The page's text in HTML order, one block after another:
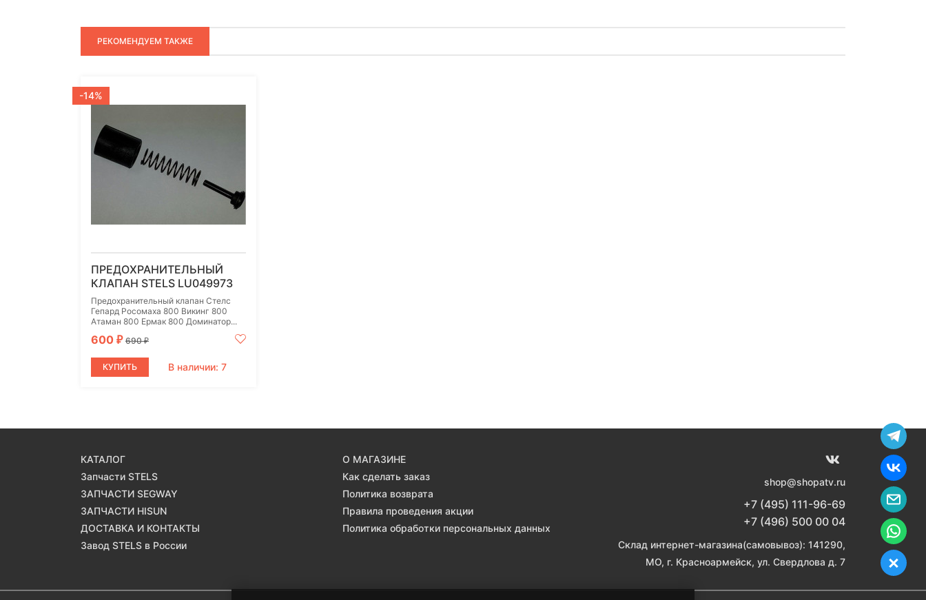
РЕКОМЕНДУЕМ ТАКЖЕ
-14%
ПРЕДОХРАНИТЕЛЬНЫЙ
КЛАПАН STELS LU049973
Предохранительный клапан Стелс
Гепард Росомаха 800 Викинг 800
Атаман 800 Ермак 800 Доминатор...
600 ₽ 690₽
КУПИТЬ В наличии: 7
КАТАЛОГ
Запчасти STELS
ЗАПЧАСТИ SEGWAY
ЗАПЧАСТИ HISUN
ДОСТАВКА И КОНТАКТЫ
Завод STELS в России
О МАГАЗИНЕ
Как сделать заказ
Политика возврата
Правила проведения акции
Политика обработки персональных данных
shop@shopatv.ru
+7 (495) 111-96-69
+7 (496) 500 00 04
Склад интернет-магазина(самовывоз): 141290,
МО, г. Красноармейск, ул. Свердлова д. 7